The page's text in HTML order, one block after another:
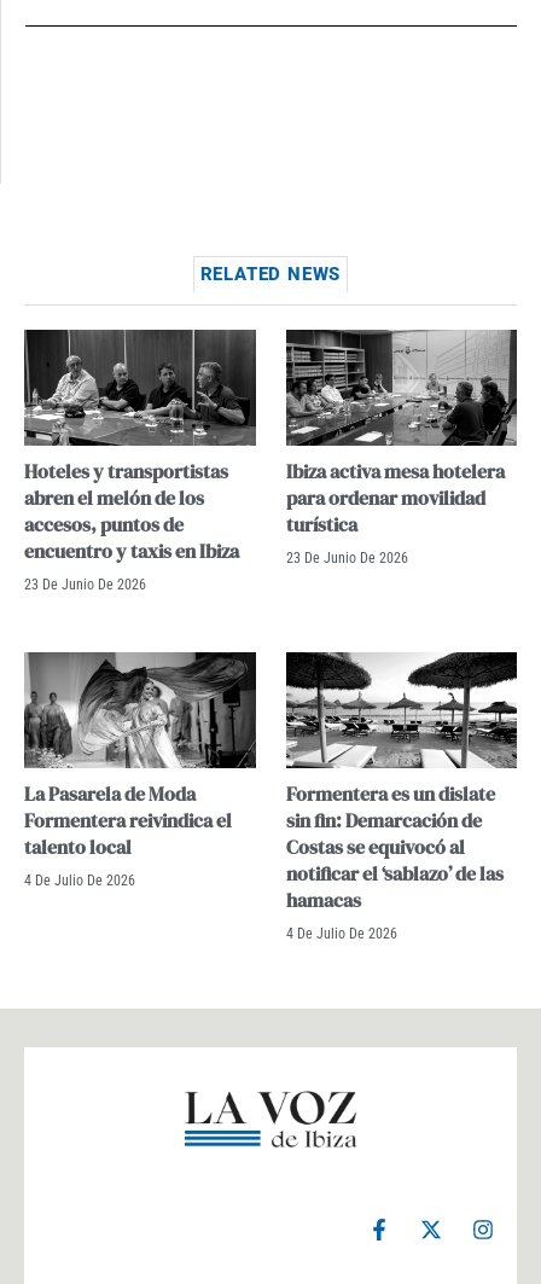
RELATED NEWS
Hoteles y transportistas
abren el melón de los
accesos, puntos de
encuentro y taxis en Ibiza
23 De Junio De 2026
Ibiza activa mesa hotelera
para ordenar movilidad
turística
23 De Junio De 2026
La Pasarela de Moda
Formentera reivindica el
talento local
4 De Julio De 2026
Formentera es un dislate
sin fin: Demarcación de
Costas se equivocó al
notificar el ‘sablazo’ de las
hamacas
4 De Julio De 2026
F
a
X
-
I
n